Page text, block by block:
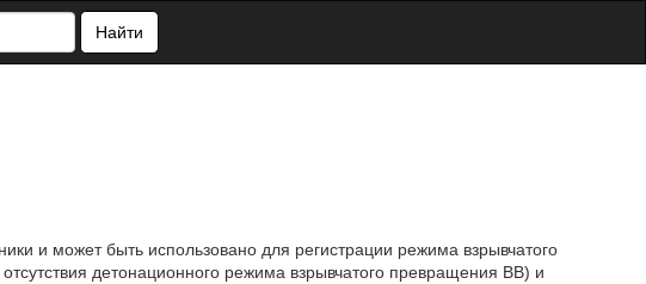
Найти
и может быть использовано для регистрации режима взрывчатого
детонационного режима взрывчатого превращения ВВ) и